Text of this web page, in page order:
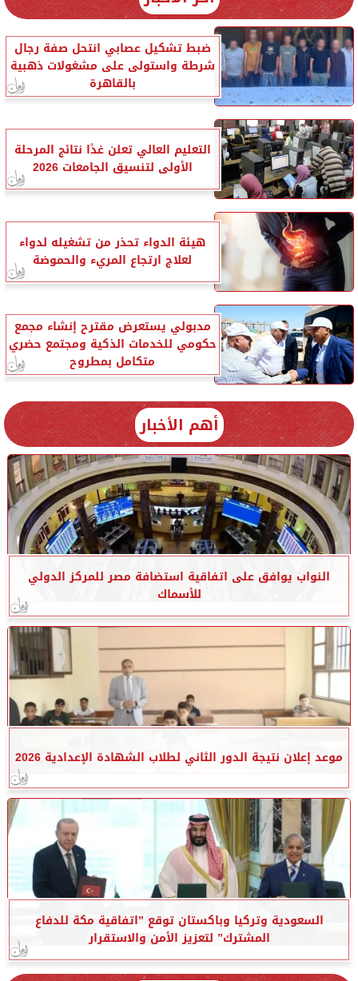
ضبط تشكيل عصابي انتحل صفة رجال
شرطة واستولى على مشغولات ذهبية
بالقاهرة
التعليم العالي تعلن غدًا نتائج المرحلة
الأولى لتنسيق الجامعات 2026
هيئة الدواء تحذر من تشغيله لدواء
لعلاج ارتجاع المريء والحموضة
مدبولي يستعرض مقترح إنشاء مجمع
حكومي للخدمات الذكية ومجتمع حضري
متكامل بمطروح
أهم الأخبار
النواب يوافق على اتفاقية استضافة مصر للمركز الدولي
للأسماك
موعد إعلان نتيجة الدور الثاني لطلاب الشهادة الإعدادية 2026
السعودية وتركيا وباكستان توقع ”اتفاقية مكة للدفاع
المشترك” لتعزيز الأمن والاستقرار